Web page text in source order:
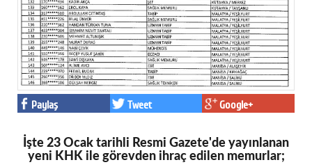
Paylaş Tweet Google+
İşte 23 Ocak tarihli Resmi Gazete'de yayınlanan
yeni KHK ile görevden ihraç edilen memurlar;